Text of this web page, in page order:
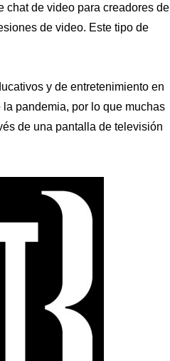
chat de video para creadores de
de video. Este tipo de
y de entretenimiento en
pandemia, por lo que muchas
de una pantalla de televisión